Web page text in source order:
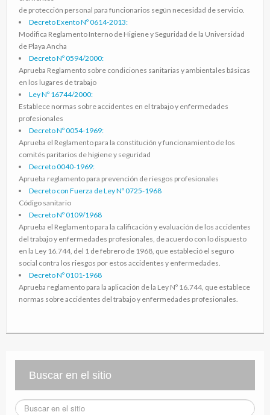
de protección personal para funcionarios según necesidad de servicio.
Decreto Exento Nº 0614-2013:
Modifica Reglamento Interno de Higiene y Seguridad de la Universidad
de Playa Ancha
Decreto Nº 0594/2000:
Aprueba Reglamento sobre condiciones sanitarias y ambientales básicas
en los lugares de trabajo
Ley Nº 16744/2000:
Establece normas sobre accidentes en el trabajo y enfermedades
profesionales
Decreto Nº 0054-1969:
Aprueba el Reglamento para la constitución y funcionamiento de los
comités paritarios de higiene y seguridad
Decreto 0040-1969:
Aprueba reglamento para prevención de riesgos profesionales
Decreto con Fuerza de Ley Nº 0725-1968
Código sanitario
Decreto Nº 0109/1968
Aprueba el Reglamento para la calificación y evaluación de los accidentes
del trabajo y enfermedades profesionales, de acuerdo con lo dispuesto
en la Ley 16.744, del 1 de febrero de 1968, que estableció el seguro
social contra los riesgos por estos accidentes y enfermedades.
Decreto Nº 0101-1968
Aprueba reglamento para la aplicación de la Ley Nº 16.744, que establece
normas sobre accidentes del trabajo y enfermedades profesionales.
Buscar en el sitio